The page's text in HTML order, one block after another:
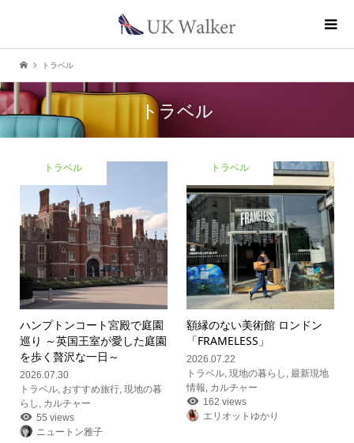
トラベル
トラベル
トラベル
ハンプトンコート宮殿で庭園
巡り ～英国王室が愛した庭園
を歩く贅沢な一日～
2026.07.30
トラベル, おすすめ旅行, 現地の暮
らし
カルチャー
55 views
ニュートン雅子
トラベル
額縁のない美術館 ロンドン
「FRAMELESS」
2026.07.22
トラベル ,現地の暮らし ,最新現地
情報 カルチャー
162 views
エリオットゆかり